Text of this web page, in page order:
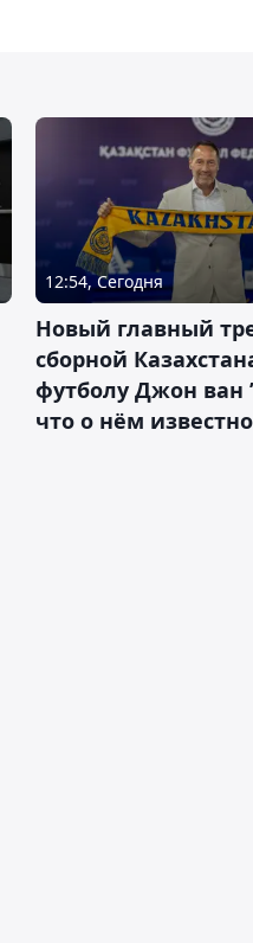
12:54, Сегодня
Новый главный
сборной
футболу Джон ван
что о нём известно